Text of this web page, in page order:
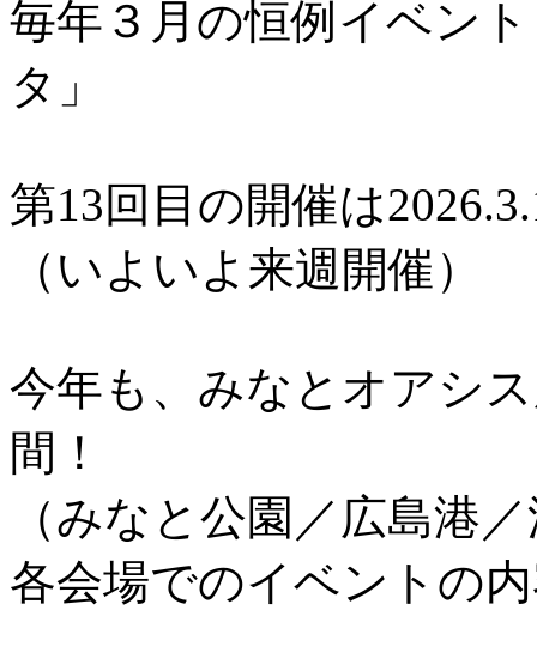
毎年３月の恒例イベン
タ」
第13回目の開催は
（いよいよ来週開催）
今年も、みなとオアシ
間！
（みなと公園／広島港
各会場でのイベントの